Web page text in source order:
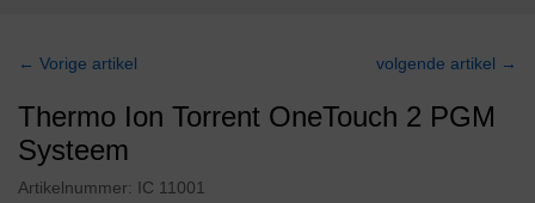
← Vorige artikel volgende artikel →
Thermo Ion Torrent OneTouch 2 PGM
Systeem
Artikelnummer: IC 11001